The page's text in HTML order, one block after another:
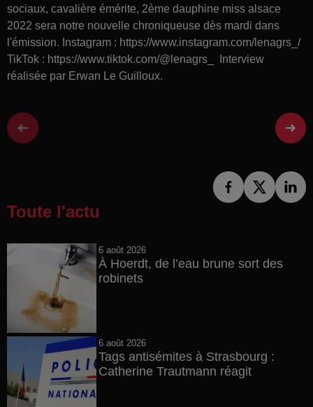
sociaux, cavalière émérite, 2ème dauphine miss alsace
2022 sera notre nouvelle chroniqueuse dès mardi dans
l'émission. Instagram : https://www.instagram.com/lenagrs_/
TikTok : https://www.tiktok.com/@lenagrs_ Interview
réalisée par Erwan Le Guilloux.
Toute l'actu
6 août 2026
À Hoerdt, de l’eau brune sort des
robinets
6 août 2026
Tags antisémites à Strasbourg :
Catherine Trautmann réagit